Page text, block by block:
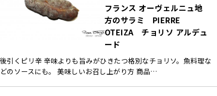
フランス オーヴェルニュ地
方のサラミ PIERRE
OTEIZA チョリソ アルデュ
ード
後引くピリ辛 辛味よりも旨みがひきたつ格別なチョリソ。魚料理な
どのソースにも。 美味しいお召し上がり方 商品…